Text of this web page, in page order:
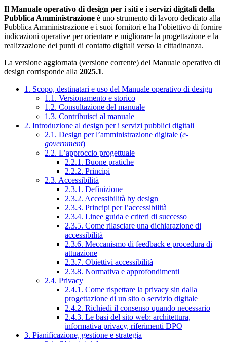
Il Manuale operativo di design per i siti e i servizi digitali della
Pubblica Amministrazione è uno strumento di lavoro dedicato alla
Pubblica Amministrazione e i suoi fornitori e ha l’obiettivo di fornire
indicazioni operative per orientare e migliorare la progettazione e la
realizzazione dei punti di contatto digitali verso la cittadinanza.
La versione aggiornata (versione corrente) del Manuale operativo di
design corrisponde alla 2025.1.
1. Scopo, destinatari e uso del Manuale operativo di design
1.1. Versionamento e storico
1.2. Consultazione del manuale
1.3. Contribuisci al manuale
2. Introduzione al design per i servizi pubblici digitali
2.1. Design per l’amministrazione digitale (e-
government)
2.2. L’approccio progettuale
2.2.1. Buone pratiche
2.2.2. Principi
2.3. Accessibilità
2.3.1. Definizione
2.3.2. Accessibilità by design
2.3.3. Principi per l’accessibilità
2.3.4. Linee guida e criteri di successo
2.3.5. Come rilasciare una dichiarazione di
accessibilità
2.3.6. Meccanismo di feedback e procedura di
attuazione
2.3.7. Obiettivi accessibilità
2.3.8. Normativa e approfondimenti
2.4. Privacy
2.4.1. Come rispettare la privacy sin dalla
progettazione di un sito o servizio digitale
2.4.2. Richiedi il consenso quando necessario
2.4.3. Le basi del sito web: architettura,
informativa privacy, riferimenti DPO
3. Pianificazione, gestione e strategia